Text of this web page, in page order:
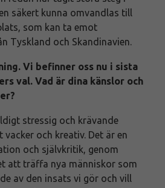
säkert kunna omvandlas till
som kan ta emot
Tyskland och Skandinavien.
Vi befinner oss nu i sista
val. Vad är dina känslor och
stressig och krävande
och kreativ. Det är en
och självkritik, genom
att träffa nya människor som
av den insats vi gör och vill